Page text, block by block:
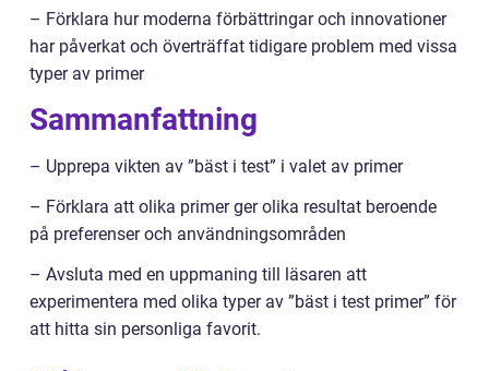
– Förklara hur moderna förbättringar och innovationer
har påverkat och överträffat tidigare problem med vissa
typer av primer
Sammanfattning
– Upprepa vikten av ”bäst i test” i valet av primer
– Förklara att olika primer ger olika resultat beroende
på preferenser och användningsområden
– Avsluta med en uppmaning till läsaren att
experimentera med olika typer av ”bäst i test primer” för
att hitta sin personliga favorit.